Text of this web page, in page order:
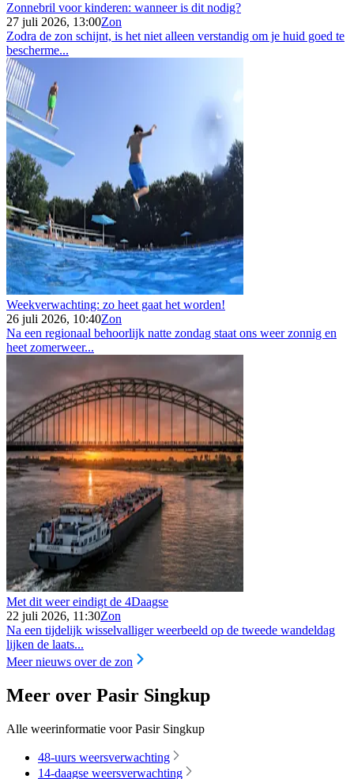
Zonnebril voor kinderen: wanneer is dit nodig?
27 juli 2026, 13:00Zon
Zodra de zon schijnt, is het niet alleen verstandig om je huid goed te
bescherme...
Weekverwachting: zo heet gaat het worden!
26 juli 2026, 10:40Zon
Na een regionaal behoorlijk natte zondag staat ons weer zonnig en
heet zomerweer...
Met dit weer eindigt de 4Daagse
22 juli 2026, 11:30Zon
Na een tijdelijk wisselvalliger weerbeeld op de tweede wandeldag
lijken de laats...
Meer nieuws over de zon
Meer over Pasir Singkup
Alle weerinformatie voor Pasir Singkup
48-uurs weersverwachting
14-daagse weersverwachting